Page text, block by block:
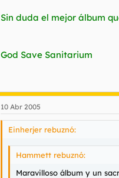
Sin duda el mejor álbum
God Save Sanitarium
10 Abr 2005
Einherjer rebuznó:
Hammett rebuznó:
Maravilloso álbum y un